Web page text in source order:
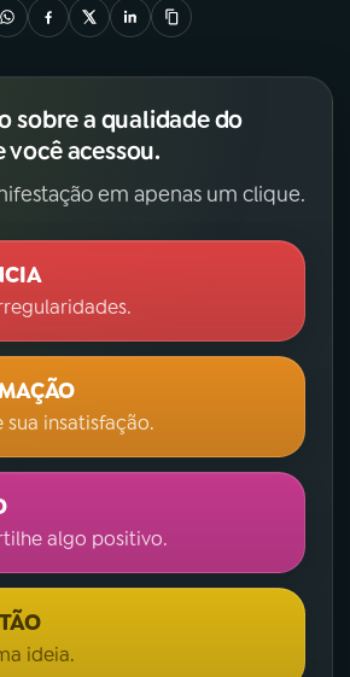
sobre a qualidade do
acessou.
em apenas um clique.
sua insatisfação.
algo positivo.
ideia.